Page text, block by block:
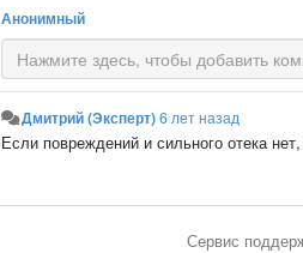
Анонимный
Дмитрий (Эксперт)6 лет назад
Если повреждений и сильного отека
Сервис